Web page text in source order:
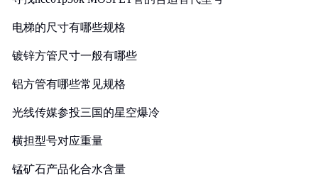
电梯的尺寸有哪些规格
镀锌方管尺寸一般有哪些
铝方管有哪些常见规格
光线传媒参投三国的星空爆冷
横担型号对应重量
锰矿石产品化合水含量